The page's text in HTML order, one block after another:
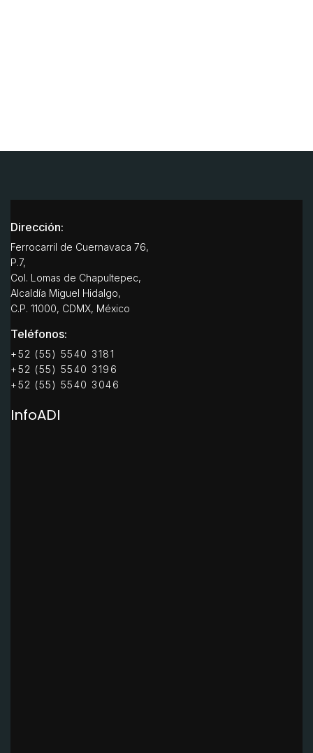
Dirección:
Ferrocarril de Cuernavaca 76,
P.7,
Col. Lomas de Chapultepec,
Alcaldía Miguel Hidalgo,
C.P. 11000, CDMX, México
Teléfonos:
+52 (55) 5540 3181
+52 (55) 5540 3196
+52 (55) 5540 3046
InfoADI